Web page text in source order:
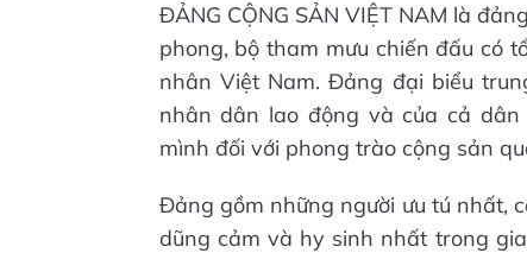
ĐẢNG CỘNG SẢN VIỆT NAM là
phong, bộ tham mưu chiến đấu có
nhân Việt Nam. Đảng đại biểu
nhân dân lao động và của cả
mình đối với phong trào cộng sản
Đảng gồm những người ưu tú nhất,
dũng cảm và hy sinh nhất trong